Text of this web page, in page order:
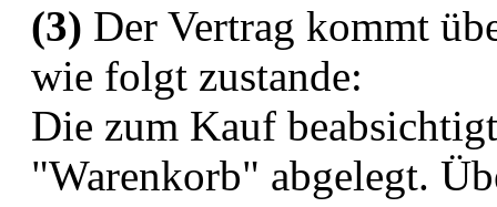
(3) Der Vertrag kommt
wie folgt zustande:
Die zum Kauf
"Warenkorb" abgelegt.